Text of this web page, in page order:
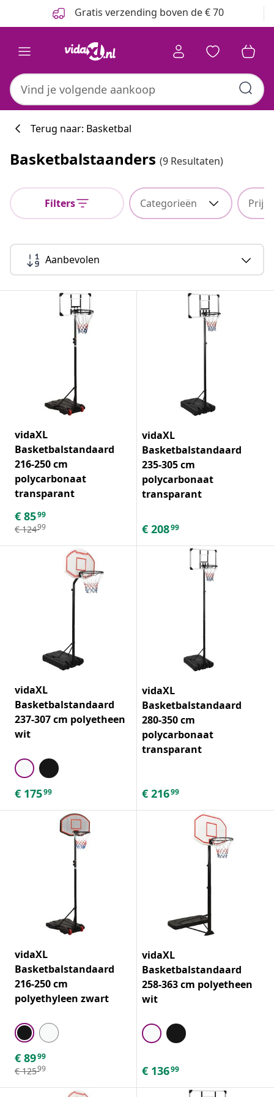
Gratis verzending boven de € 70
Terug naar: Basketbal
Basketbalstaanders (9 Resultaten)
Filters Categorieën Prijs
Aanbevolen
vidaXL
Basketbalstandaard
216-250 cm
polycarbonaat
transparant
€ 8599
€ 12499
vidaXL
Basketbalstandaard
235-305 cm
polycarbonaat
transparant
€ 20899
vidaXL
Basketbalstandaard
237-307 cm polyetheen
wit
€ 17599
vidaXL
Basketbalstandaard
280-350 cm
polycarbonaat
transparant
€ 21699
vidaXL
Basketbalstandaard
216-250 cm
polyethyleen zwart
€ 8999
€ 12599
vidaXL
Basketbalstandaard
258-363 cm polyetheen
wit
€ 13699